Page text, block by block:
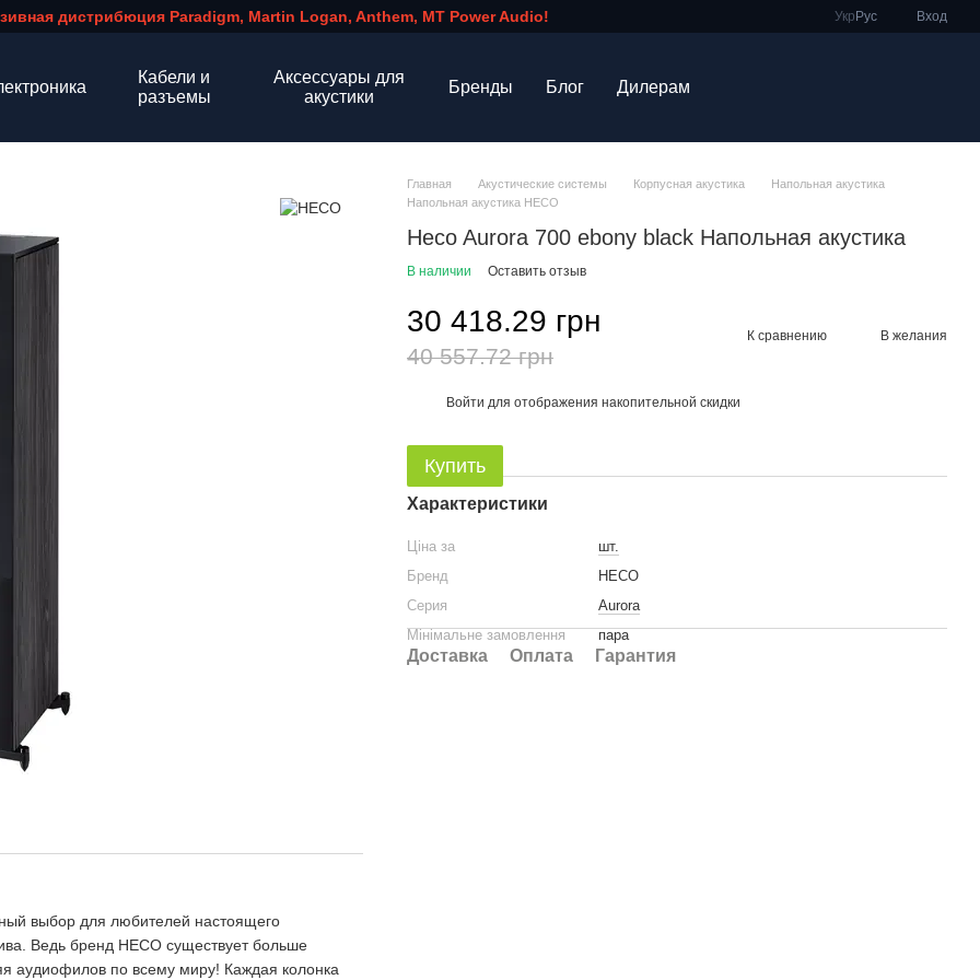
дистрибюция Paradigm, Martin Logan, Anthem, MT Power Audio! Укр Рус Вход
Кабели и
разъемы
Аксессуары для
акустики
Бренды Блог Дилерам
выбор для любителей настоящего
Ведь бренд HECO существует больше
аудиофилов по всему миру! Каждая колонка
Главная Акустические системы Корпусная акустика
Напольная акустика
Напольная акустика HECO
Heco Aurora 700 ebony black Напольная акустика
В наличии Оставить отзыв
30 418.29 грн
40 557.72 грн
К сравнению В желания
Войти для отображения накопительной скидки
Купить
Характеристики
Ціна за
шт.
Бренд
HECO
Серия
Aurora
Мінімальне замовлення
пара
Доставка Оплата Гарантия